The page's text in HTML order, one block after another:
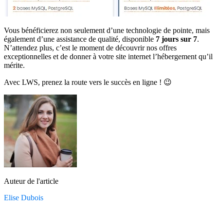
Vous bénéficierez non seulement d’une technologie de pointe, mais
également d’une assistance de qualité, disponible 7 jours sur 7.
N’attendez plus, c’est le moment de découvrir nos offres
exceptionnelles et de donner à votre site internet l’hébergement qu’il
mérite.
Avec LWS, prenez la route vers le succès en ligne ! 😉
Auteur de l'article
Elise Dubois